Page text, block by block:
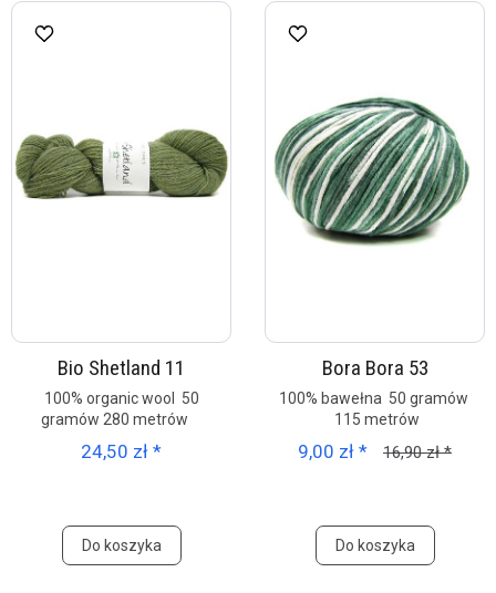
Bio Shetland 11
100% organic wool 50
gramów 280 metrów
24,50 zł *
Do koszyka
Bora Bora 53
100% bawełna 50 gramów
115 metrów
9,00 zł * 16,90 zł *
Do koszyka